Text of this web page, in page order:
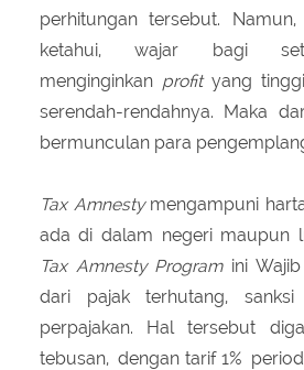
perhitungan tersebut.
ketahui, wajar bagi
menginginkan profityang
serendah-rendahnya. Maka
bermunculan para
Tax Amnestymengampuni
ada di dalam negeri maupun
Tax Amnesty Programini Wajib
dari pajak terhutang,
perpajakan. Hal tersebut
tebusan, dengan tarif 1%